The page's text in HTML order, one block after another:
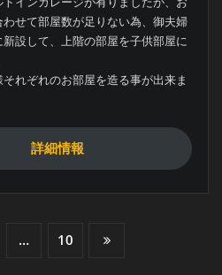
インガレージが有りましたが、お
わせて部屋数が足りない為、御夫婦
設して、上階の部屋を子供部屋に
れぞれのお部屋を造る事が出来ま
詳細情報
… 10